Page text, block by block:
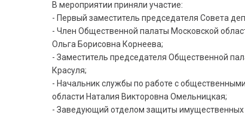
В мероприятии приняли участие:
- Первый заместитель председателя Совета
- Член Общественной палаты Московской
Ольга Борисовна Корнеева;
- Заместитель председателя Общественной
Красуля;
- Начальник службы по работе с
области Наталия Викторовна Омельницкая;
- Заведующий отделом защиты имущественных